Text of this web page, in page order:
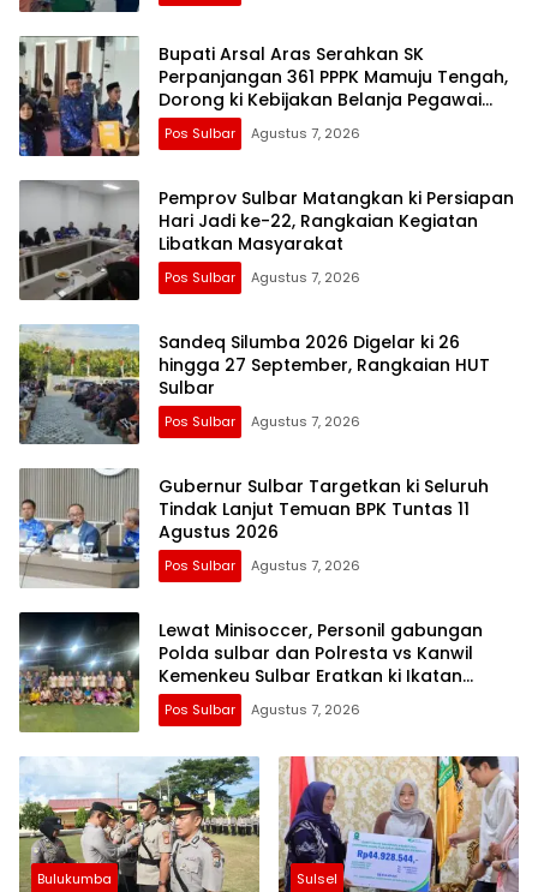
Bupati Arsal Aras Serahkan SK
Perpanjangan 361 PPPK Mamuju Tengah,
Dorong ki Kebijakan Belanja Pegawai
Lebih Fleksibel
Pos Sulbar Agustus 7, 2026
Pemprov Sulbar Matangkan ki Persiapan
Hari Jadi ke-22, Rangkaian Kegiatan
Libatkan Masyarakat
Pos Sulbar Agustus 7, 2026
Sandeq Silumba 2026 Digelar ki 26
hingga 27 September, Rangkaian HUT
Sulbar
Pos Sulbar Agustus 7, 2026
Gubernur Sulbar Targetkan ki Seluruh
Tindak Lanjut Temuan BPK Tuntas 11
Agustus 2026
Pos Sulbar Agustus 7, 2026
Lewat Minisoccer, Personil gabungan
Polda sulbar dan Polresta vs Kanwil
Kemenkeu Sulbar Eratkan ki Ikatan
Persaudaraan
Pos Sulbar Agustus 7, 2026
Bulukumba Sulsel